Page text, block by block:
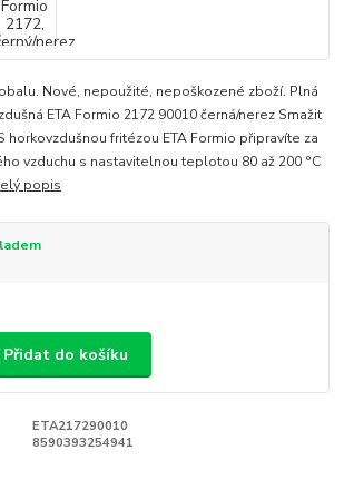
Nové, nepoužité, nepoškozené zboží. Plná
ETA Formio 2172 90010 černá/nerez Smažit
horkovzdušnou fritézou ETA Formio připravíte za
vzduchu s nastavitelnou teplotou 80 až 200 °C
popis
Přidat do košíku
ETA217290010
8590393254941